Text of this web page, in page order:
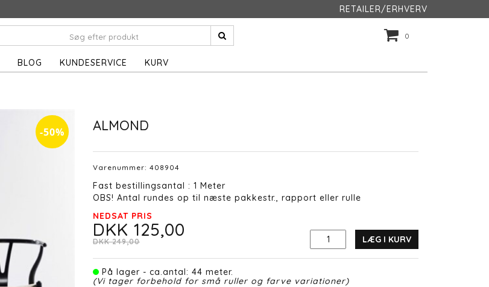
RETAILER/ERHVERV
0
BLOG KUNDESERVICE KURV
-50% ALMOND
Varenummer: 408904
Fast bestillingsantal : 1 Meter
OBS! Antal rundes op til næste pakkestr., rapport eller rulle
NEDSAT PRIS
DKK 125,00
DKK 249,00 LÆG I KURV
På lager - ca.antal: 44 meter.
(Vi tager forbehold for små ruller og farve variationer)